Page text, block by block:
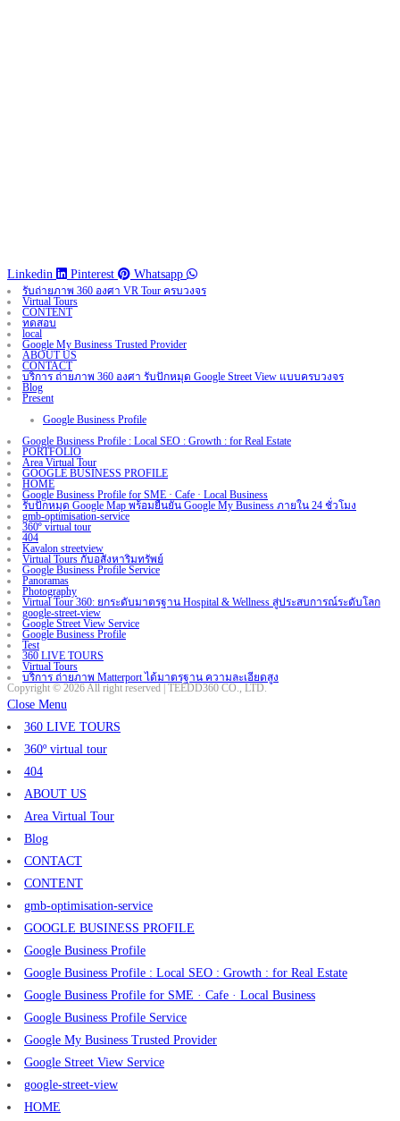
Linkedin Pinterest Whatsapp
รับถ่ายภาพ 360 องศา VR Tour ครบวงจร
Virtual Tours
CONTENT
ทดสอบ
local
Google My Business Trusted Provider
ABOUT US
CONTACT
บริการ ถ่ายภาพ 360 องศา รับปักหมุด Google Street View แบบครบวงจร
Blog
Present
Google Business Profile
Google Business Profile : Local SEO : Growth : for Real Estate
PORTFOLIO
Area Virtual Tour
GOOGLE BUSINESS PROFILE
HOME
Google Business Profile for SME · Cafe · Local Business
รับปักหมุด Google Map พร้อมยืนยัน Google My Business ภายใน 24 ชั่วโมง
gmb-optimisation-service
360º virtual tour
404
Kavalon streetview
Virtual Tours กับอสังหาริมทรัพย์
Google Business Profile Service
Panoramas
Photography
Virtual Tour 360: ยกระดับมาตรฐาน Hospital & Wellness สู่ประสบการณ์ระดับโลก
google-street-view
Google Street View Service
Google Business Profile
Test
360 LIVE TOURS
Virtual Tours
บริการ ถ่ายภาพ Matterport ได้มาตรฐาน ความละเอียดสูง
Copyright © 2026 All right reserved | TEEDD360 CO., LTD.
Close Menu
360 LIVE TOURS
360º virtual tour
404
ABOUT US
Area Virtual Tour
Blog
CONTACT
CONTENT
gmb-optimisation-service
GOOGLE BUSINESS PROFILE
Google Business Profile
Google Business Profile : Local SEO : Growth : for Real Estate
Google Business Profile for SME · Cafe · Local Business
Google Business Profile Service
Google My Business Trusted Provider
Google Street View Service
google-street-view
HOME